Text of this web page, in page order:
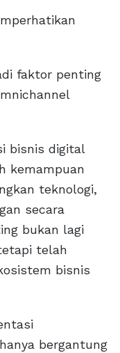
faktor penting
bisnis digital
kemampuan
teknologi,
secara
bukan lagi
telah
bisnis
bergantung